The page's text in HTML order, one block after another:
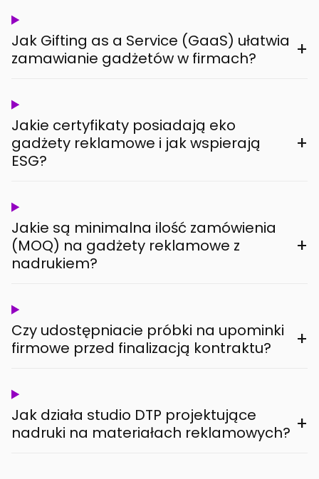
Jak Gifting as a Service (GaaS) ułatwia
zamawianie gadżetów w firmach?
+
Jakie certyfikaty posiadają eko
gadżety reklamowe i jak wspierają
ESG?
+
Jakie są minimalna ilość zamówienia
(MOQ) na gadżety reklamowe z
nadrukiem?
+
Czy udostępniacie próbki na upominki
firmowe przed finalizacją kontraktu?
+
Jak działa studio DTP projektujące
nadruki na materiałach reklamowych? +